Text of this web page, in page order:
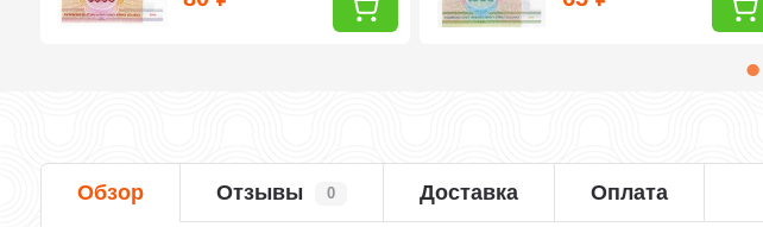
Обзор Отзывы 0 Доставка Оплата